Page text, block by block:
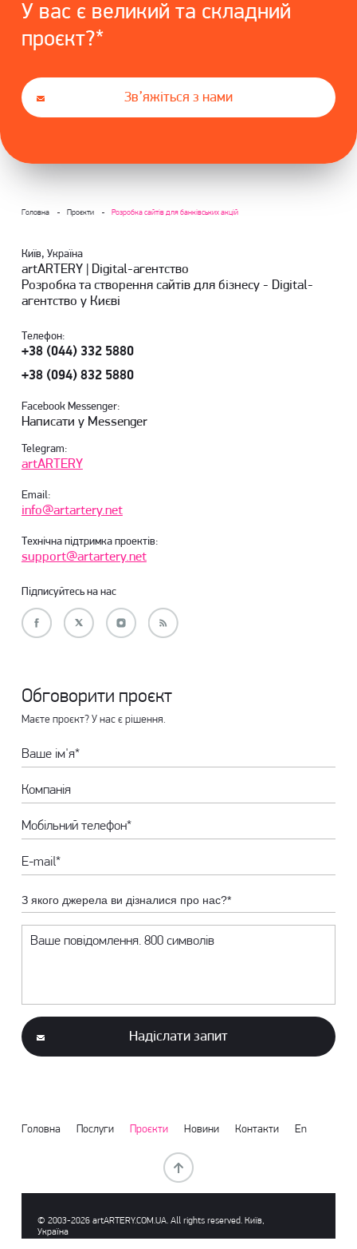
У вас є великий та складний
проєкт?*
Зв’яжіться з нами
Київ, Україна
artARTERY | Digital-агентство
Розробка та створення сайтів для бізнесу - Digital-
агентство у Києві
Телефон:
+38 (044) 332 5880
+38 (094) 832 5880
Facebook Messenger:
Написати у Messenger
Telegram:
artARTERY
Email:
info@artartery.net
Технічна підтримка проектів:
support@artartery.net
Підписуйтесь на нас
Головна Проєкти Розробка сайтів для банківських акцій
Обговорити проєкт
Маєте проєкт? У нас є рішення.
З якого джерела ви дізналися про нас?*
Надіслати запит
Головна Послуги Проєкти Новини Контакти En
© 2003-2026 аrtARTERY.COM.UA. All rights reserved. Київ,
Україна